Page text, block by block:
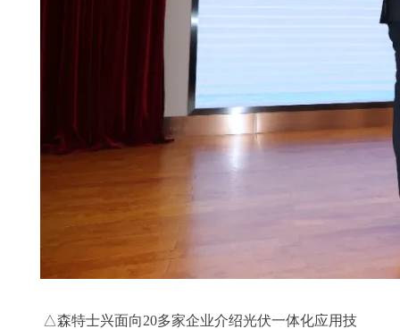
△森特士兴面向20多家企业介绍光伏一体化应用技